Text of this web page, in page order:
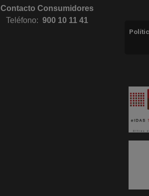
Contacto Consumidores
Teléfono:900 10 11 41